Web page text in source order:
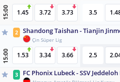
15:00 1.45 3.72 3.73 3.5
2 Shandong Taishan - Tianjin
Çin Süper Lig
15:00 1.53 3.34 3.66 2.5
3 FC Phonix Lubeck - SSV Jeddeloh